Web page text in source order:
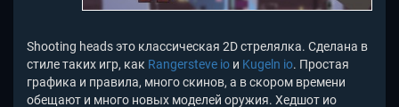
Shooting heads это классическая 2D стрелялка. Сделана в
стиле таких игр, как Rangersteve io и Kugeln io. Простая
графика и правила, много скинов, а в скором времени
обещают и много новых моделей оружия. Хедшот ио